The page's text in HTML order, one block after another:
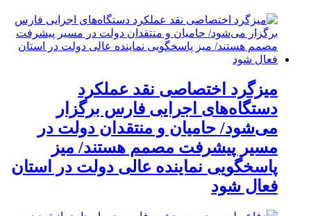
میزگرد اختصاصی نقد عملکرد
دستگاه‌های اجرایی فارس برگزار
می‌شود/ حامیان و منتقدان دولت در
مسیر پیشرفت مصمم هستند/ میز
پاسخگویی نماینده عالی دولت در استان
فعال شود